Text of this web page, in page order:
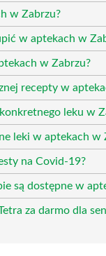
w Zabrzu?
w aptekach w
w Zabrzu?
recepty w
leku w
leki w aptekach w
na Covid-19?
są dostępne w
za darmo dla